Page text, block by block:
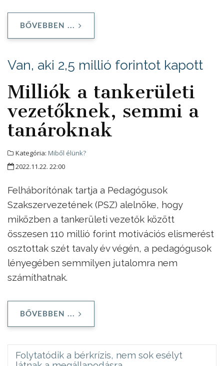
BŐVEBBEN ...
Van, aki 2,5 millió forintot kapott
Milliók a tankerületi
vezetőknek, semmi a
tanároknak
Kategória: Miből élünk?
2022.11.22. 22:00
Felháborítónak tartja a Pedagógusok
Szakszervezetének (PSZ) alelnöke, hogy
miközben a tankerületi vezetők között
összesen 110 millió forint motivációs elismerést
osztottak szét tavaly év végén, a pedagógusok
lényegében semmilyen jutalomra nem
számíthatnak.
BŐVEBBEN ...
Folytatódik a bérkrízis, nem sok esélyt